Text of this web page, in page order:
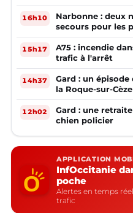
16h10
Narbonne : deux
secours pour les
15h17
A75 : incendie
trafic à l'arrêt
14h37
Gard : un
la Roque-sur-Cèze
12h02
Gard : une
chien policier
APPLICATION
InfOccitanie
poche
Alertes en temps
trafic